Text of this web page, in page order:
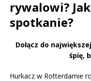
rywalowi?
spotkanie?
Dołącz do
śpię,
Hurkacz w Rotterdamie